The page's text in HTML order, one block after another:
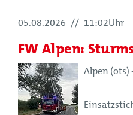
05.08.2026 // 11:02Uhr
FW Alpen:
Alpen (ots)